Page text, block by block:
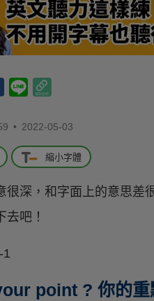
• 2022-05-03
縮小字體
很深，和字面上的意思差
去吧！
point ? 你的重